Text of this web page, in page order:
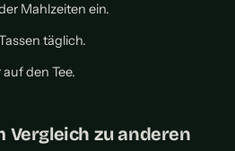
Mahlzeiten ein.
täglich.
den Tee.
Vergleich zu anderen